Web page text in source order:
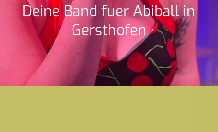
Deine Band fuer Abiball in
Gersthofen